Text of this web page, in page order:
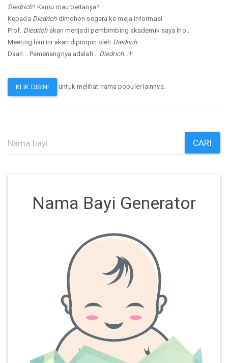
Diedrich? Kamu mau bertanya?
Kepada Diedrichdimohon segera ke meja informasi
Prof. Diedrichakan menjadi pembimbing akademik saya lho..
Meeting hari ini akan dipimpin oleh Diedrich.
Daan... Pemenangnya adalah... Diedrich...!!!
KLIK DISINI untuk melihat nama populer lainnya.
CARI
Nama Bayi Generator